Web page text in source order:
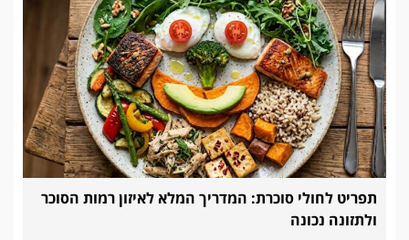
תפריט לחולי סוכרת: המדריך המלא לאיזון רמות הסוכר
ולתזונה נכונה